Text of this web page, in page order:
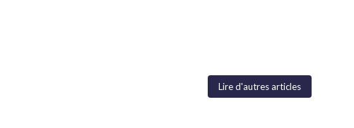
Lire d'autres articles